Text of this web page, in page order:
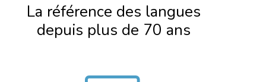
La référence des langues
depuis plus de 70 ans